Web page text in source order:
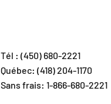
Tél : (450) 680-2221
Québec: (418) 204-1170
Sans frais: 1-866-680-2221